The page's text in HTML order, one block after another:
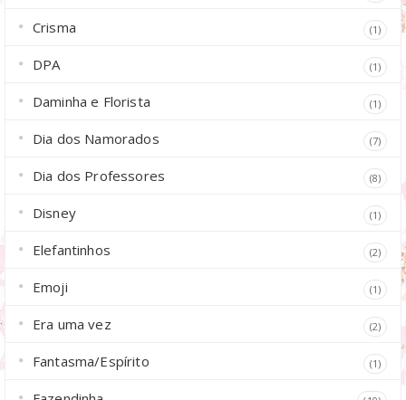
Crisma (1)
DPA (1)
Daminha e Florista (1)
Dia dos Namorados (7)
Dia dos Professores (8)
Disney (1)
Elefantinhos (2)
Emoji (1)
Era uma vez (2)
Fantasma/Espírito (1)